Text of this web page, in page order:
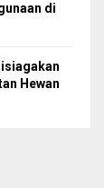
di
Hewan